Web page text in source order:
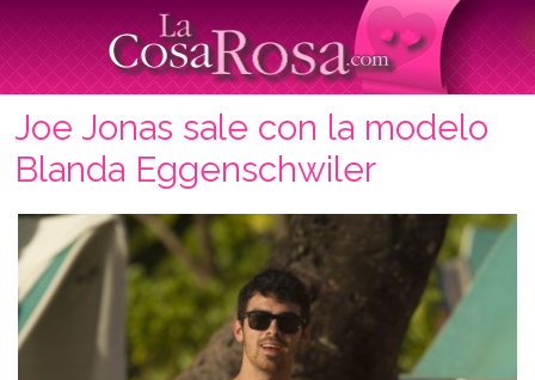
Joe Jonas sale con la modelo
Blanda Eggenschwiler